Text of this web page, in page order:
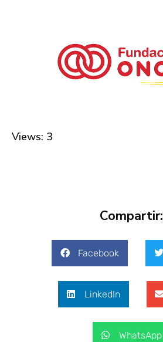
Views: 3
Compartir:
Facebook
LinkedIn
WhatsApp